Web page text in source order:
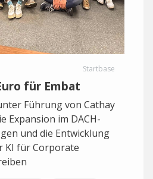
Startbase
für Embat
Führung von Cathay
Expansion im DACH-
und die Entwicklung
KI für Corporate